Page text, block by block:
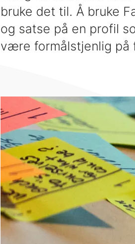
bruke det til. Å bruke
og satse på en profil
være formålstjenlig på